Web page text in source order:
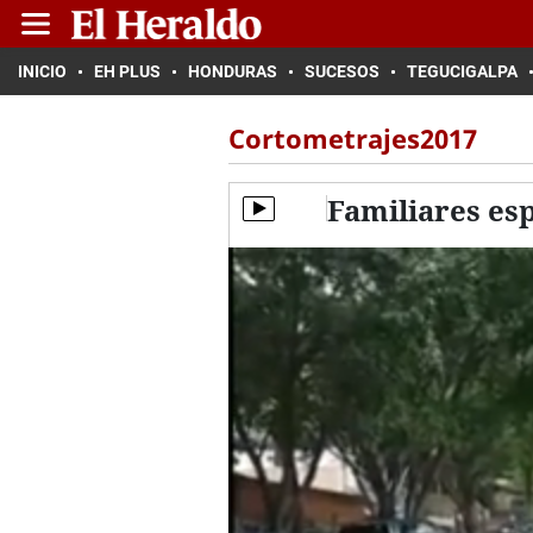
INICIO EH PLUS HONDURAS SUCESOS TEGUCIGALPA
Cortometrajes2017
Familiares